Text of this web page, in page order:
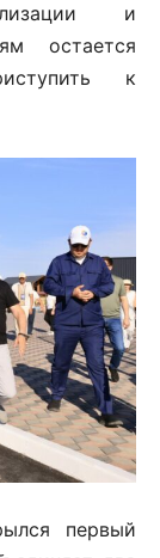
и
остается
к
первый